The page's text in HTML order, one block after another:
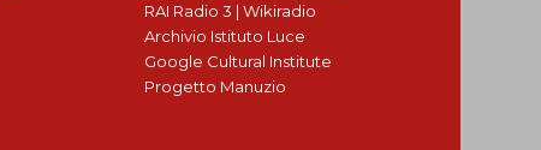
RAI Radio 3 | Wikiradio
Archivio Istituto Luce
Google Cultural Institute
Progetto Manuzio